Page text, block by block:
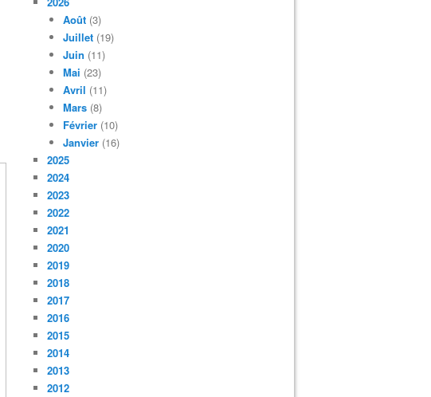
Août (3)
Juillet (19)
Juin (11)
Mai (23)
Avril (11)
Mars (8)
Février (10)
Janvier (16)
2025
2024
2023
2022
2021
2020
2019
2018
2017
2016
2015
2014
2013
2012